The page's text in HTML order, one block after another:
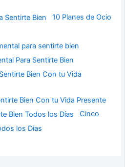
10 Planes de Ocio
Para Sentirte Bien
Bien Con tu Vida Presente
Cinco
los Días